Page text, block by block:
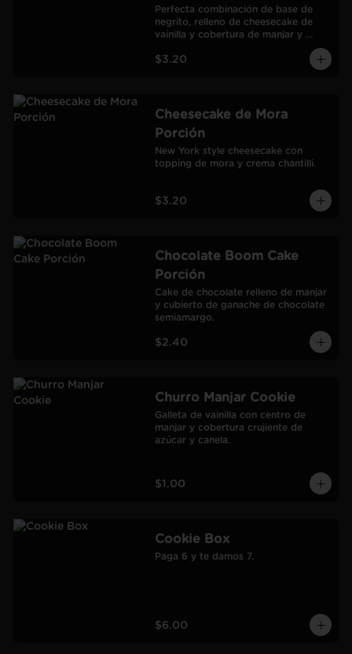
Perfecta combinación de base de
negrito, relleno de cheesecake de
vainilla y cobertura de manjar y
$3.20
Cheesecake de Mora
Porción
New York style cheesecake con
topping de mora y crema chantillí.
$3.20
Chocolate Boom Cake
Porción
Cake de chocolate relleno de manjar
y cubierto de ganache de chocolate
semiamargo.
$2.40
Churro Manjar Cookie
Galleta de vainilla con centro de
manjar y cobertura crujiente de
azúcar y canela.
$1.00
Cookie Box
Paga 6 y te damos 7.
$6.00